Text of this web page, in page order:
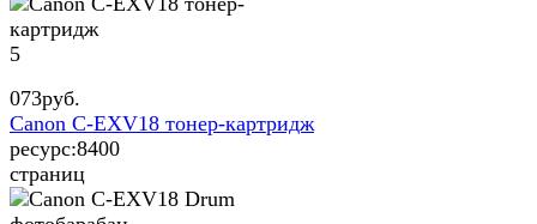
5
073руб.
Canon C-EXV18 тонер-картридж
ресурс:8400
страниц